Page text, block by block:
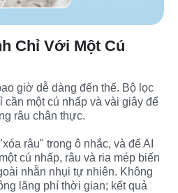
Chỉ Với Một Cú
giờ dễ dàng đến thế. Bộ lọc
cần một cú nhấp và vài giây để
râu chân thực.
râu" trong ô nhắc, và để AI
cú nhấp, râu và ria mép biến
nhẵn nhụi tự nhiên. Không
lãng phí thời gian; kết quả